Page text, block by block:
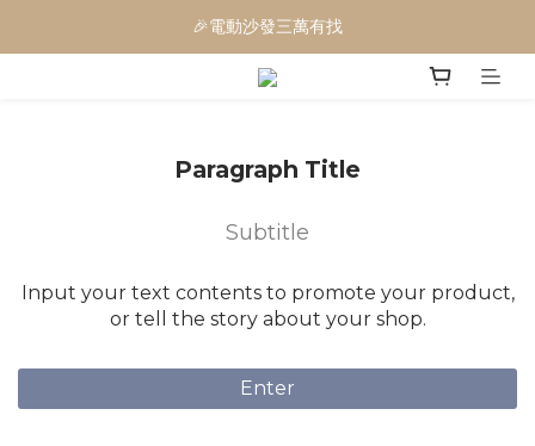
🎉電動沙發三萬有找
🎉電動沙發三萬有找
⭐廠店合一，工廠直營品質透明看得見!!
🎉電動沙發三萬有找
Paragraph Title
Subtitle
Input your text contents to promote your product,
or tell the story about your shop.
Enter